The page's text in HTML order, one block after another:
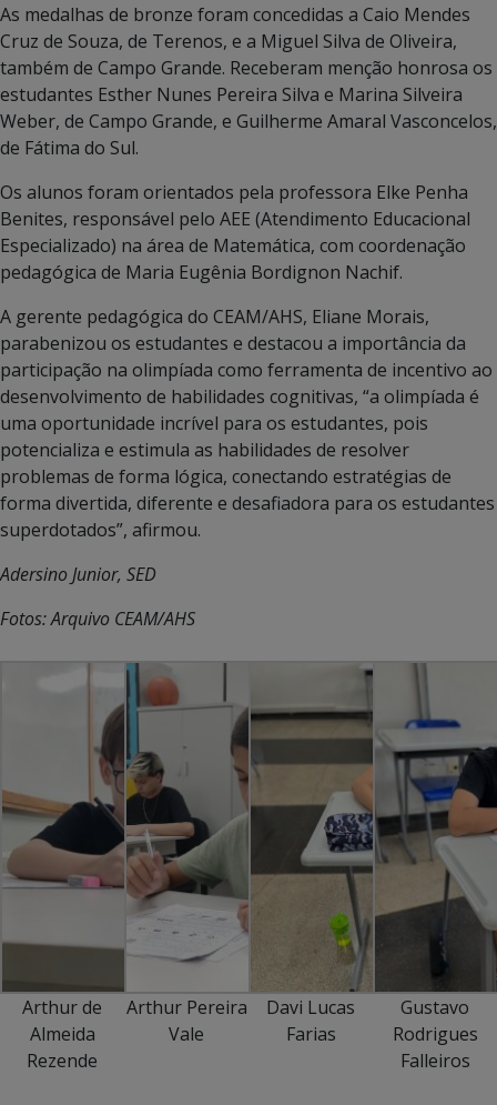
As medalhas de bronze foram concedidas a Caio Mendes
Cruz de Souza, de Terenos, e a Miguel Silva de Oliveira,
também de Campo Grande. Receberam menção honrosa os
estudantes Esther Nunes Pereira Silva e Marina Silveira
Weber, de Campo Grande, e Guilherme Amaral Vasconcelos,
de Fátima do Sul.
Os alunos foram orientados pela professora Elke Penha
Benites, responsável pelo AEE (Atendimento Educacional
Especializado) na área de Matemática, com coordenação
pedagógica de Maria Eugênia Bordignon Nachif.
A gerente pedagógica do CEAM/AHS, Eliane Morais,
parabenizou os estudantes e destacou a importância da
participação na olimpíada como ferramenta de incentivo ao
desenvolvimento de habilidades cognitivas, “a olimpíada é
uma oportunidade incrível para os estudantes, pois
potencializa e estimula as habilidades de resolver
problemas de forma lógica, conectando estratégias de
forma divertida, diferente e desafiadora para os estudantes
superdotados”, afirmou.
Adersino Junior, SED
Fotos: Arquivo CEAM/AHS
Arthur de
Almeida
Rezende
Arthur Pereira
Vale
Davi Lucas
Farias
Gustavo
Rodrigues
Falleiros